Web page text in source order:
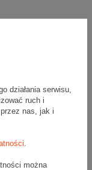
działania serwisu,
ruch i
nas, jak i
można